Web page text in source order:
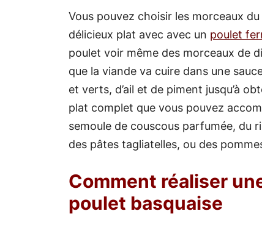
Vous pouvez choisir les morceaux
délicieux plat avec avec un poulet
poulet voir même des morceaux de
que la viande va cuire dans une
et verts, d’ail et de piment jusqu’à
plat complet que vous pouvez
semoule de couscous parfumée, du
des pâtes tagliatelles, ou des
Comment réaliser
poulet basquaise